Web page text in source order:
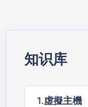
知识库
虛擬主機